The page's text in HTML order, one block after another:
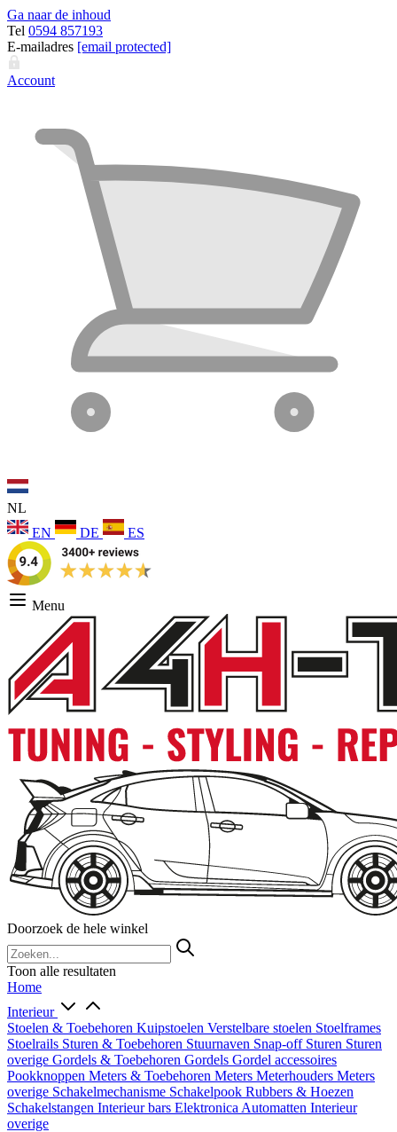
Ga naar de inhoud
Tel 0594 857193
E-mailadres [email protected]
Account
NL
EN
DE ES
Menu
Doorzoek de hele winkel
Toon alle resultaten
Home
Interieur
Stoelen & Toebehoren Kuipstoelen Verstelbare stoelen Stoelframes
Stoelrails Sturen & Toebehoren Stuurnaven Snap-off Sturen Sturen
overige Gordels & Toebehoren Gordels Gordel accessoires
Pookknoppen Meters & Toebehoren Meters Meterhouders Meters
overige Schakelmechanisme Schakelpook Rubbers & Hoezen
Schakelstangen Interieur bars Elektronica Automatten Interieur
overige